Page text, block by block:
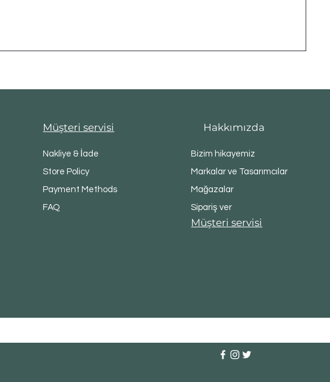
Müşteri servisi
Nakliye & İade
Store Policy
Payment Methods
FAQ
Hakkımızda
Bizim hikayemiz
Markalar ve Tasarımcılar
Mağazalar
Sipariş ver
Müşteri servisi